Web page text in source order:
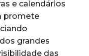
e calendários
promete
grandes
das